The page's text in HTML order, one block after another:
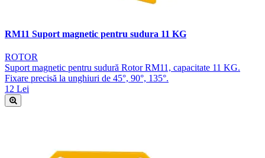
RM11 Suport magnetic pentru sudura 11 KG
ROTOR
Suport magnetic pentru sudură Rotor RM11, capacitate 11 KG.
Fixare precisă la unghiuri de 45°, 90°, 135°.
12 Lei